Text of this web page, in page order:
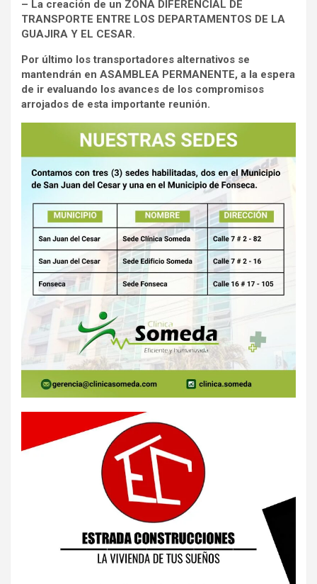
– La creación de un ZONA DIFERENCIAL DE
TRANSPORTE ENTRE LOS DEPARTAMENTOS DE LA
GUAJIRA Y EL CESAR.
Por último los transportadores alternativos se
mantendrán en ASAMBLEA PERMANENTE, a la espera
de ir evaluando los avances de los compromisos
arrojados de esta importante reunión.